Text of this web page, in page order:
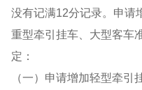
没有记满12分记录。申请
重型牵引挂车、大型客车
定：
（一）申请增加轻型牵